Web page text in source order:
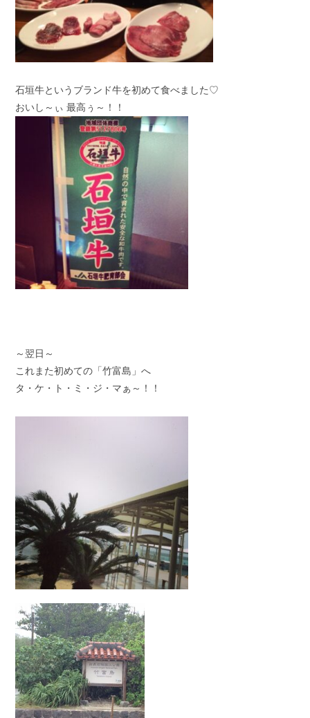
石垣牛というブランド牛を初めて食べました♡
おいし～ぃ 最高ぅ～！！
～翌日～
これまた初めての「竹富島」へ
タ・ケ・ト・ミ・ジ・マぁ～！！